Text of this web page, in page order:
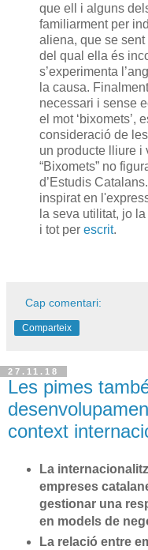
que ell i alguns
familiarment per
aliena, que se sent
del qual ella és
s’experimenta
la causa.
necessari i sense
el mot ‘bixomets’,
consideració de
un producte lliure i
“Bixomets” no
d’Estudis
inspirat en
la seva utilitat, jo
i tot per escrit.
Cap comentari:
Comparteix
27.11.18
Les pimes
context
La
empreses
gestionar una
en models de
La relació entre